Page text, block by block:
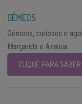
GÊMEOS
Gêmeos, curiosos e
Margarida e Azaleia.
CLIQUE PARA